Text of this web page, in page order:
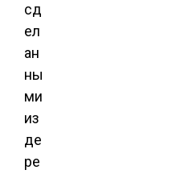
сд
ел
ан
ны
ми
из
де
ре